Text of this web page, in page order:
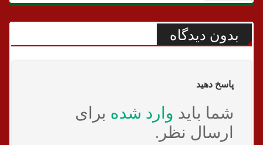
بدون دیدگاه
پاسخ دهید
شما باید وارد شده برای
ارسال نظر.